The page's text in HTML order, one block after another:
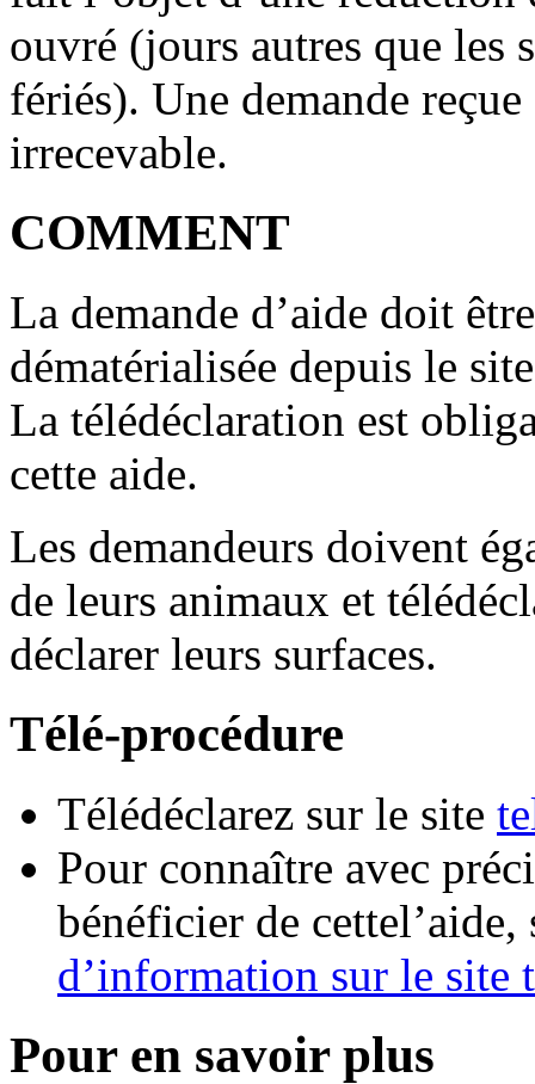
ouvré (jours autres que les
fériés). Une demande
irrecevable.
COMMENT
La demande d’aide doit
dématérialisée depuis le
La télédéclaration est
cette aide.
Les demandeurs doivent
de leurs animaux et
déclarer leurs surfaces.
Télé-procédure
Télédéclarez sur le site
Pour connaître avec
bénéficier de
d’information sur le site
Pour en savoir plus